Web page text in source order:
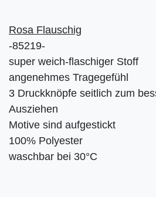
Rosa Flauschig
-85219-
super weich-flaschiger Stoff
angenehmes Tragegefühl
3 Druckknöpfe seitlich zum
Ausziehen
Motive sind aufgestickt
100% Polyester
waschbar bei 30°C